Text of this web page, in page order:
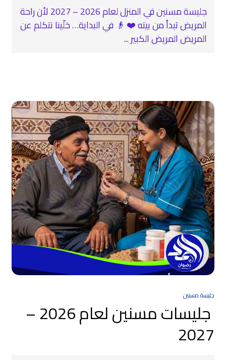
جليسة مسنين في المنزل لعام 2026 – 2027 لأن راحة
المريض تبدأ من بيته ❤️ 👴 في البداية… خلّينا نتكلم عن
المريض المريض الكبير ...
جليسة مسنين
جليسات مسنين لعام 2026 –
2027